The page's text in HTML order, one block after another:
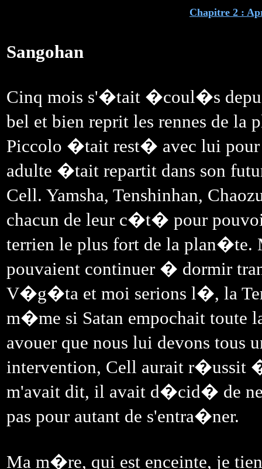
Chapitre 2 :
Sangohan
Cinq mois s'�tait �coul�s
bel et bien reprit les rennes de la
Piccolo �tait rest� avec lui pour
adulte �tait repartit dans son
Cell. Yamsha, Tenshinhan,
chacun de leur c�t� pour
terrien le plus fort de la plan�te.
pouvaient continuer � dormir
V�g�ta et moi serions l�, la
m�me si Satan empochait
avouer que nous lui devons tous
intervention, Cell aurait r�ussit
m'avait dit, il avait d�cid� de ne
pas pour autant de s'entra�ner.
Ma m�re, qui est enceinte, je